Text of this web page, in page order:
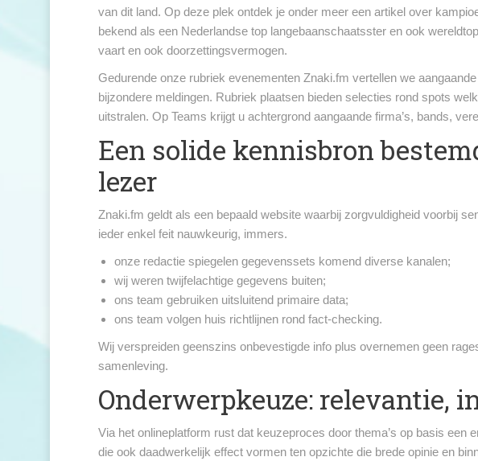
van dit land. Op deze plek ontdek je onder meer een artikel over
bekend als een Nederlandse top langebaanschaatsster en ook
vaart en ook doorzettingsvermogen.
Gedurende onze rubriek evenementen Znaki.fm vertellen we
bijzondere meldingen. Rubriek plaatsen bieden selecties rond spots
uitstralen. Op Teams krijgt u achtergrond aangaande firma’s, bands,
Een solide kennisbron
lezer
Znaki.fm geldt als een bepaald website waarbij zorgvuldigheid voorbij
ieder enkel feit nauwkeurig, immers.
onze redactie spiegelen gegevenssets komend diverse kanalen;
wij weren twijfelachtige gegevens buiten;
ons team gebruiken uitsluitend primaire data;
ons team volgen huis richtlijnen rond fact-checking.
Wij verspreiden geenszins onbevestigde info plus overnemen geen
samenleving.
Onderwerpkeuze: relevantie,
Via het onlineplatform rust dat keuzeproces door thema’s op basis een
die ook daadwerkelijk effect vormen ten opzichte die brede opinie en